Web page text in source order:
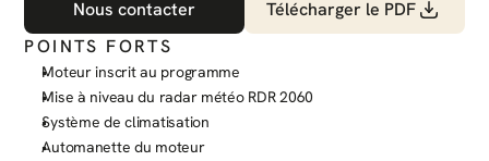
Nous contacter
Télécharger le PDF
POINTS FORTS
Moteur inscrit au programme
Mise à niveau du radar météo RDR 2060
Système de climatisation
Automanette du moteur